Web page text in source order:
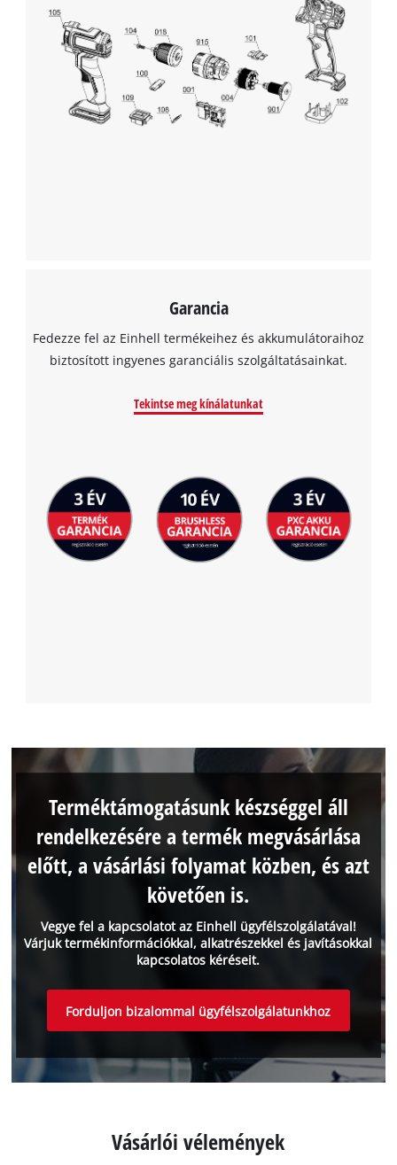
This content is not permitted to load due
to trackers that are not disclosed to the
visitor. The website owner needs to setup
the site with their CMP to add this content
to the list of technologies used.
Powered byUsercentrics Consent
Garancia
Fedezze fel az Einhell termékeihez és akkumulátoraihoz
biztosított ingyenes garanciális szolgáltatásainkat.
Tekintse meg kínálatunkat
Vegye fel a kapcsolatot az Einhell ügyfélszolgálatával!
Várjuk termékinformációkkal, alkatrészekkel és javításokkal
kapcsolatos kéréseit.
Terméktámogatásunk készséggel áll
rendelkezésére a termék megvásárlása
előtt, a vásárlási folyamat közben, és azt
követően is.
Forduljon bizalommal ügyfélszolgálatunkhoz
Vásárlói vélemények